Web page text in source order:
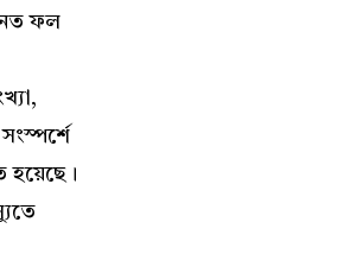
ফল
হয়েছে।